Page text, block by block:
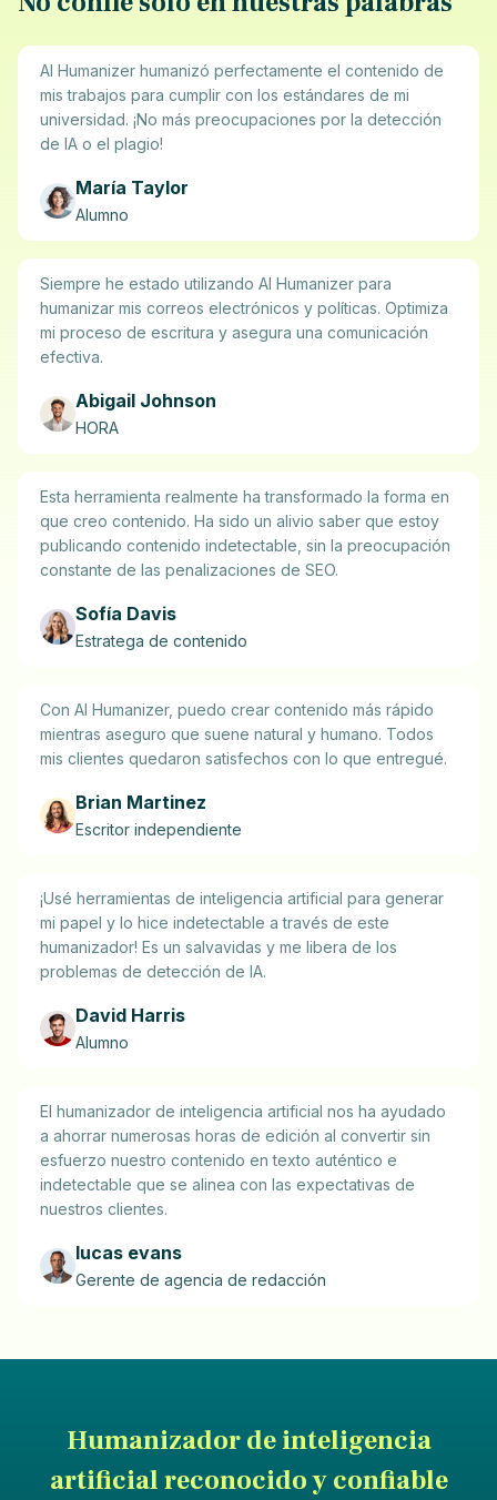
AI Humanizer humanizó perfectamente el contenido de
mis trabajos para cumplir con los estándares de mi
universidad. ¡No más preocupaciones por la detección
de IA o el plagio!
María Taylor
Alumno
Siempre he estado utilizando AI Humanizer para
humanizar mis correos electrónicos y políticas. Optimiza
mi proceso de escritura y asegura una comunicación
efectiva.
Abigail Johnson
HORA
Esta herramienta realmente ha transformado la forma en
que creo contenido. Ha sido un alivio saber que estoy
publicando contenido indetectable, sin la preocupación
constante de las penalizaciones de SEO.
Sofía Davis
Estratega de contenido
Con AI Humanizer, puedo crear contenido más rápido
mientras aseguro que suene natural y humano. Todos
mis clientes quedaron satisfechos con lo que entregué.
Brian Martinez
Escritor independiente
¡Usé herramientas de inteligencia artificial para generar
mi papel y lo hice indetectable a través de este
humanizador! Es un salvavidas y me libera de los
problemas de detección de IA.
David Harris
Alumno
El humanizador de inteligencia artificial nos ha ayudado
a ahorrar numerosas horas de edición al convertir sin
esfuerzo nuestro contenido en texto auténtico e
indetectable que se alinea con las expectativas de
nuestros clientes.
lucas evans
Gerente de agencia de redacción
Humanizador de inteligencia
artificial reconocido y confiable